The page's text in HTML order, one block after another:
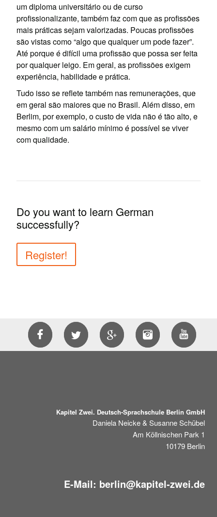
um diploma universitário ou de curso
profissionalizante, também faz com que as profissões
mais práticas sejam valorizadas. Poucas profissões
são vistas como “algo que qualquer um pode fazer”.
Até porque é difícil uma profissão que possa ser feita
por qualquer leigo. Em geral, as profissões exigem
experiência, habilidade e prática.
Tudo isso se reflete também nas remunerações, que
em geral são maiores que no Brasil. Além disso, em
Berlim, por exemplo, o custo de vida não é tão alto, e
mesmo com um salário mínimo é possível se viver
com qualidade.
Do you want to learn German
successfully?
Register!
Kapitel Zwei. Deutsch-Sprachschule Berlin GmbH
Daniela Neicke & Susanne Schübel
Am Köllnischen Park 1
10179 Berlin
E-Mail: berlin@kapitel-zwei.de